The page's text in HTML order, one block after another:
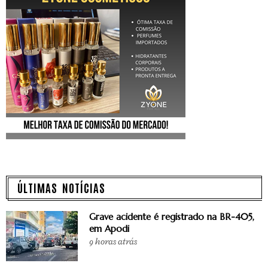
ÚLTIMAS NOTÍCIAS
Grave acidente é registrado na BR-405,
em Apodi
9 horas atrás